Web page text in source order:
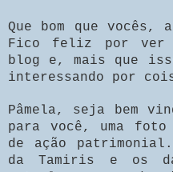
Que bom que vocês,
Fico feliz por ver
blog e, mais que
interessando por
Pâmela, seja bem
para você, uma
de ação
da Tamiris e os da